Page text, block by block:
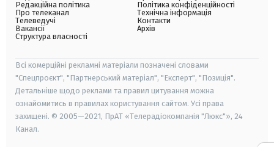
Редакційна політика
Про телеканал
Телеведучі
Вакансії
Структура власності
Політика конфіденційності
Технічна інформація
Контакти
Архів
Всі комерційні рекламні матеріали позначені словами
"Спецпроєкт", "Партнерський матеріал", "Експерт", "Позиція".
Детальніше щодо реклами та правил цитування можна
ознайомитись в правилах користування сайтом. Усі права
захищені. © 2005—2021, ПрАТ «Телерадіокомпанія "Люкс"», 24
Канал.